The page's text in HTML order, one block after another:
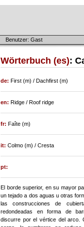
Benutzer: Gast
Wörterbuch (es):
de: First (m) / Dachfirst (m)
en: Ridge / Roof ridge
fr: Faîte (m)
it: Colmo (m) / Cresta
pt:
El borde superior, en su mayor
un tejado a dos aguas u otras
las construcciones de
redondeadas en forma de
discurre por el vértice del arco.